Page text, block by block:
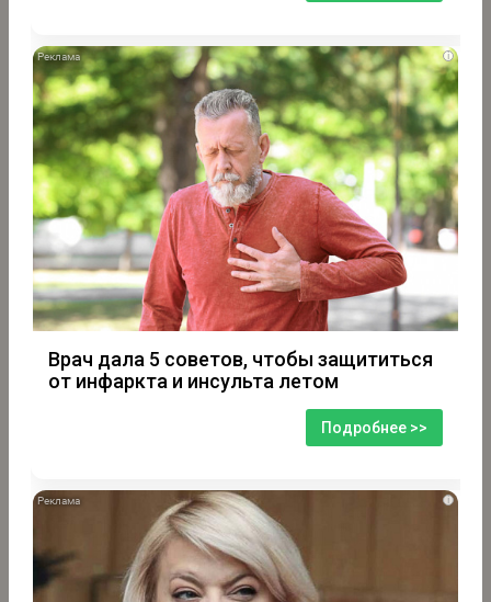
i
Врач дала 5 советов, чтобы защититься
от инфаркта и инсульта летом
Подробнее >>
i